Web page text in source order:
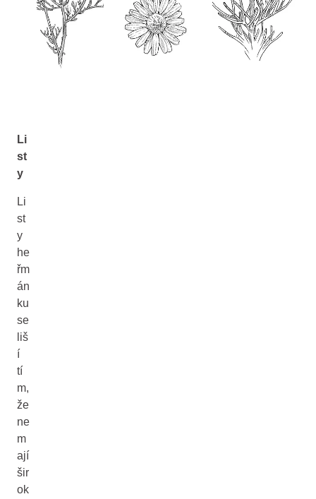
Li
st
y
Li
st
y
he
řm
án
ku
se
liš
í
tí
m,
že
ne
m
ají
šir
ok